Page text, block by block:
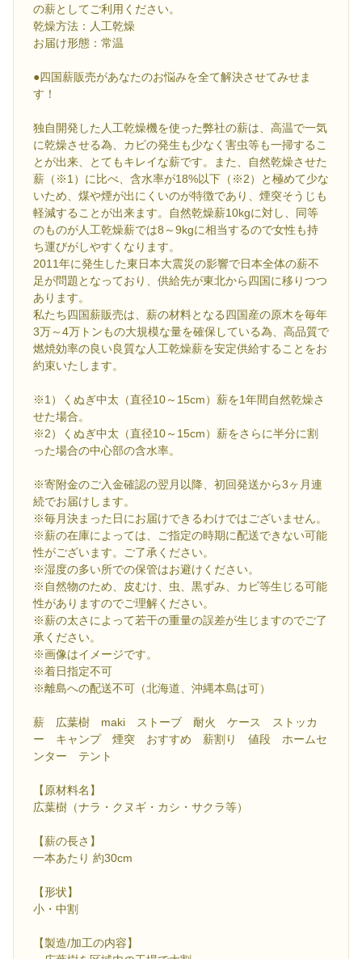
の薪としてご利用ください。
乾燥方法：人工乾燥
お届け形態：常温
●四国薪販売があなたのお悩みを全て解決させてみせま
す！
独自開発した人工乾燥機を使った弊社の薪は、高温で一気
に乾燥させる為、カビの発生も少なく害虫等も一掃するこ
とが出来、とてもキレイな薪です。また、自然乾燥させた
薪（※1）に比べ、含水率が18%以下（※2）と極めて少な
いため、煤や煙が出にくいのが特徴であり、煙突そうじも
軽減することが出来ます。自然乾燥薪10kgに対し、同等
のものが人工乾燥薪では8～9kgに相当するので女性も持
ち運びがしやすくなります。
2011年に発生した東日本大震災の影響で日本全体の薪不
足が問題となっており、供給先が東北から四国に移りつつ
あります。
私たち四国薪販売は、薪の材料となる四国産の原木を毎年
3万～4万トンもの大規模な量を確保している為、高品質で
燃焼効率の良い良質な人工乾燥薪を安定供給することをお
約束いたします。
※1）くぬぎ中太（直径10～15cm）薪を1年間自然乾燥さ
せた場合。
※2）くぬぎ中太（直径10～15cm）薪をさらに半分に割
った場合の中心部の含水率。
※寄附金のご入金確認の翌月以降、初回発送から3ヶ月連
続でお届けします。
※毎月決まった日にお届けできるわけではございません。
※薪の在庫によっては、ご指定の時期に配送できない可能
性がございます。ご了承ください。
※湿度の多い所での保管はお避けください。
※自然物のため、皮むけ、虫、黒ずみ、カビ等生じる可能
性がありますのでご理解ください。
※薪の太さによって若干の重量の誤差が生じますのでご了
承ください。
※画像はイメージです。
※着日指定不可
※離島への配送不可（北海道、沖縄本島は可）
薪 広葉樹 maki ストーブ 耐火 ケース ストッカ
ー キャンプ 煙突 おすすめ 薪割り 値段 ホームセ
ンター テント
【原材料名】
広葉樹（ナラ・クヌギ・カシ・サクラ等）
【薪の長さ】
一本あたり 約30cm
【形状】
小・中割
【製造/加工の内容】